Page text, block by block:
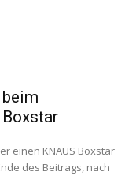
einen KNAUS Boxstar
des Beitrags, nach